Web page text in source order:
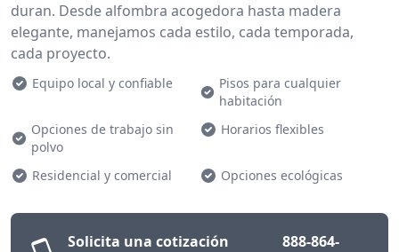
duran. Desde alfombra acogedora hasta madera
elegante, manejamos cada estilo, cada temporada,
cada proyecto.
Equipo local y confiable
Pisos para cualquier
habitación
Opciones de trabajo sin
polvo
Horarios flexibles
Residencial y comercial Opciones ecológicas
Solicita una cotización
888-864-